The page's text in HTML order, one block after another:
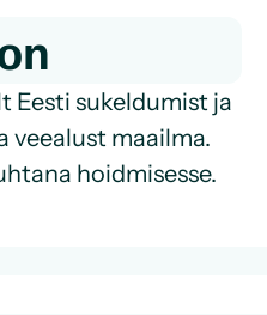
Eesti sukeldumist ja
veealust maailma.
hoidmisesse.